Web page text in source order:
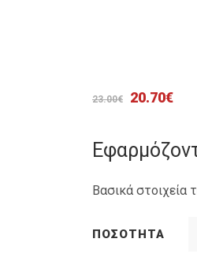
23.00€
Original
was:
23.00€.
20.70€Η
Βασικά στοιχεία
ΠΟΣΌΤΗΤΑ